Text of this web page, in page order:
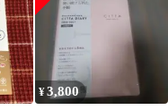
¥3,800